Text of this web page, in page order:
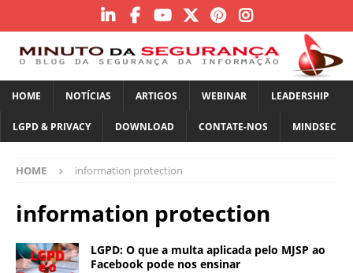
HOME NOTÍCIAS ARTIGOS WEBINAR LEADERSHIP
LGPD & PRIVACY DOWNLOAD CONTATE-NOS MINDSEC
HOME information protection
information protection
LGPD: O que a multa aplicada pelo MJSP ao
Facebook pode nos ensinar